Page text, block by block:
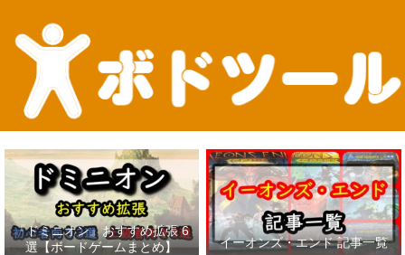
『ドミニオン』おすすめ拡張 6
選【ボードゲームまとめ】
イーオンズ・エンド 記事一覧